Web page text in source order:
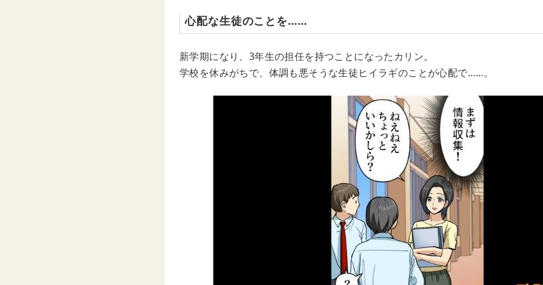
心配な生徒のことを……
新学期になり、3年生の担任を持つことになったカリン。
学校を休みがちで、体調も悪そうな生徒ヒイラギのことが心配で……。